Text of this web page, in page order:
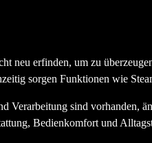
neu erfinden, um zu
sorgen Funktionen wie
Verarbeitung sind vorhanden,
Bedienkomfort und